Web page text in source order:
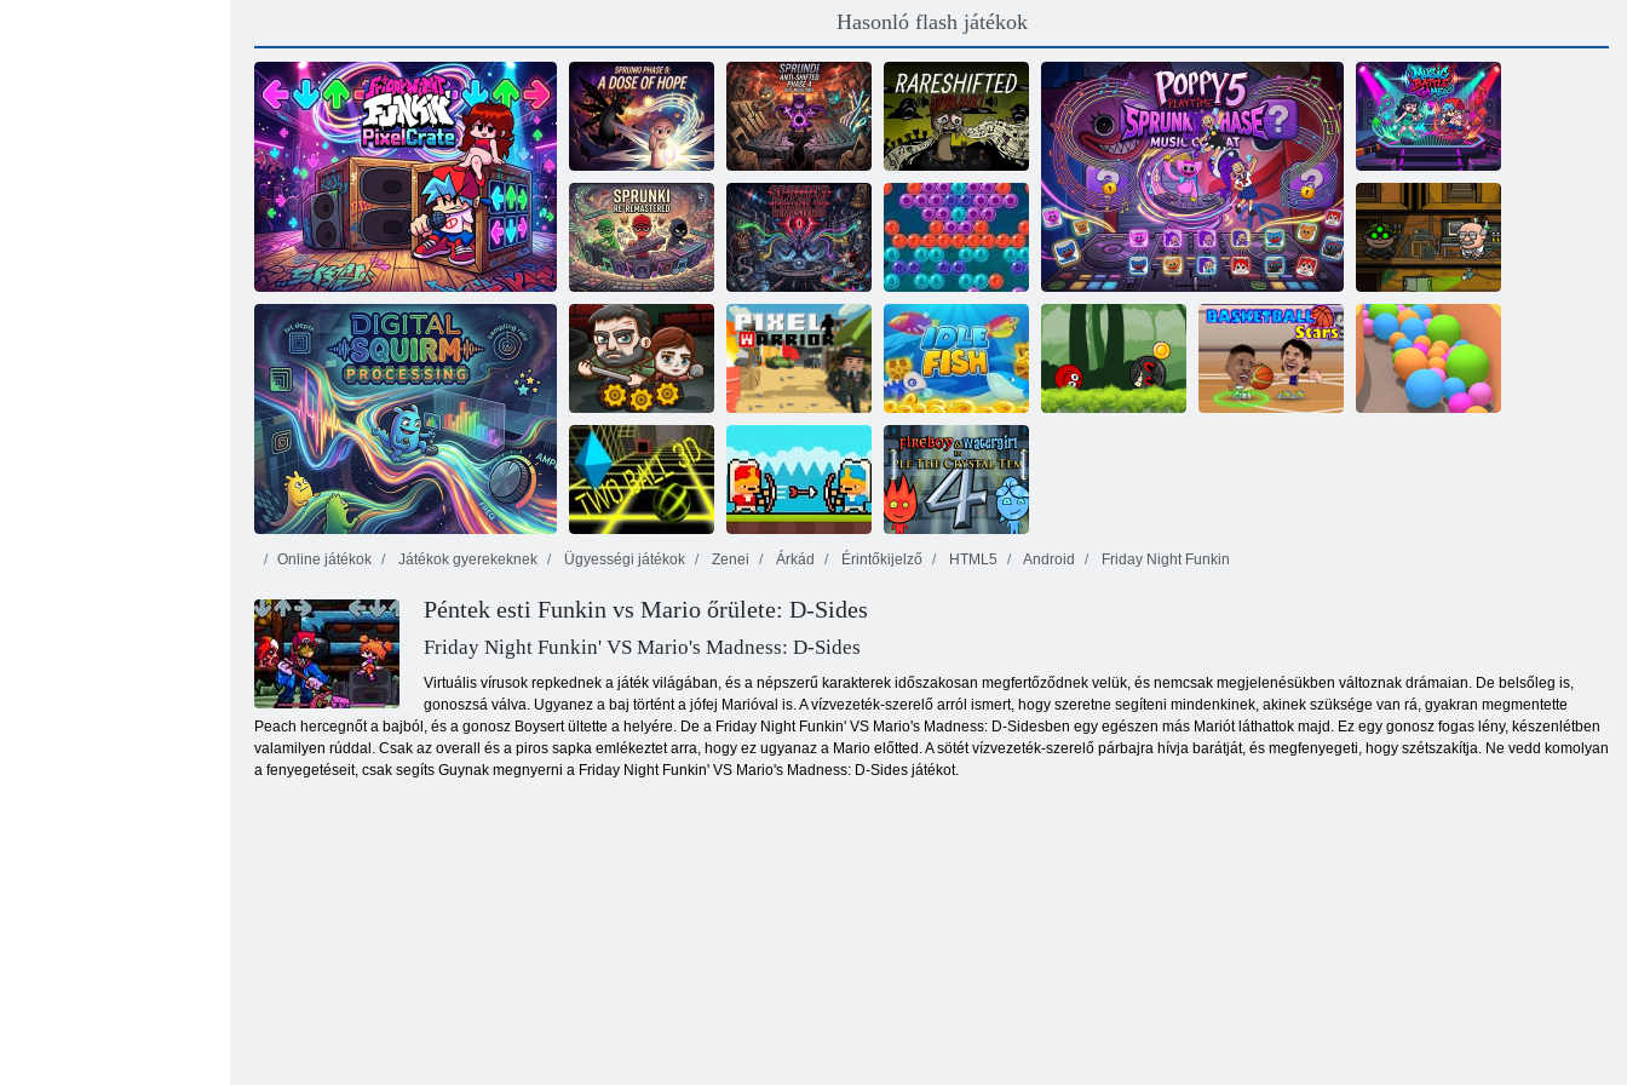
Hasonló flash játékok
Friday Night Funkin PixelCrate
Sprunki 9. fázis:
Egy adag
remény
Sprunki Anti-
Shifted Phase 4,
de MisfitMIX
Sprunki
Rareshifted
Zenei harci játék
Sprunki Re-
Remastered
Sprunki Phase
12 Remastered
Digital Squirm Processing
Buboréklövész Bob a rabló 3
Az utolsó túlélő Pixel harcos Lámpatest
Két golyó 3D Janissary csaták
Online játékok Játékok gyerekeknek Ügyességi játékok Zenei Árkád Érintőkijelző HTML5 Android Friday Night Funkin
Péntek esti Funkin vs Mario őrülete: D-Sides
Friday Night Funkin' VS Mario's Madness: D-Sides
Virtuális vírusok repkednek a játék világában, és a népszerű karakterek időszakosan megfertőződnek velük, és nemcsak megjelenésükben változnak drámaian. De belsőleg is,
gonoszsá válva. Ugyanez a baj történt a jófej Marióval is. A vízvezeték-szerelő arról ismert, hogy szeretne segíteni mindenkinek, akinek szüksége van rá, gyakran megmentette
Peach hercegnőt a bajból, és a gonosz Boysert ültette a helyére. De a Friday Night Funkin' VS Mario's Madness: D-Sidesben egy egészen más Mariót láthattok majd. Ez egy gonosz fogas lény, készenlétben
valamilyen rúddal. Csak az overall és a piros sapka emlékeztet arra, hogy ez ugyanaz a Mario előtted. A sötét vízvezeték-szerelő párbajra hívja barátját, és megfenyegeti, hogy szétszakítja. Ne vedd komolyan
a fenyegetéseit, csak segíts Guynak megnyerni a Friday Night Funkin' VS Mario's Madness: D-Sides játékot.